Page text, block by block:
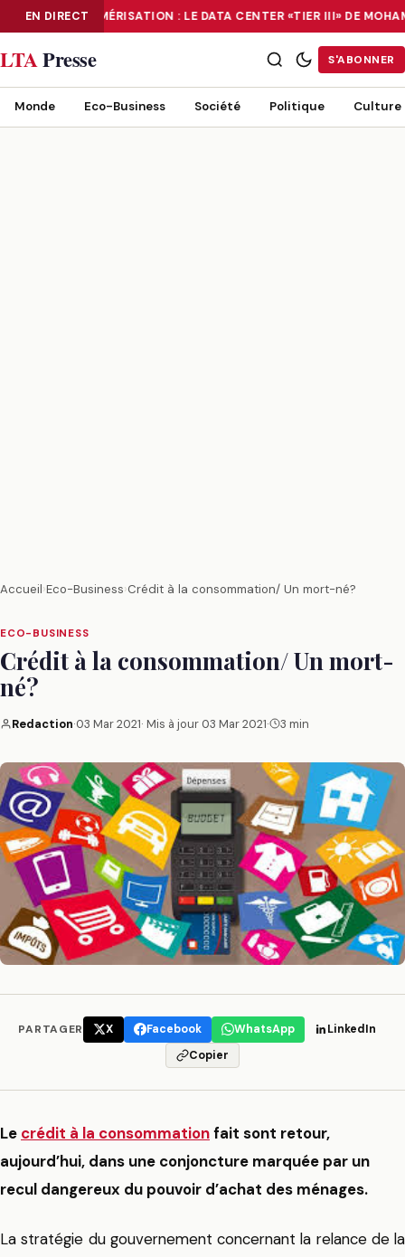
EN DIRECTNUMÉRISATION : LE DATA CENTER «TIER III» DE
NUMÉRISATION : LE DATA CENTER «TIER III» DE MOHAMMADIA, UN
LTAPresse S'ABONNER
Monde Eco-Business Société Politique Culture
Accueil›Eco-Business›Crédit à la consommation/ Un mort-né?
ECO-BUSINESS
Crédit à la consommation/ Un mort-
né?
Redaction·03 Mar 2021· Mis à jour 03 Mar 2021· 3 min
PARTAGER X Facebook WhatsApp
LinkedIn
Copier
Le crédit à la consommationfait sont retour,
aujourd’hui, dans une conjoncture marquée par un
recul dangereux du pouvoir d’achat des ménages.
La stratégie du gouvernement concernant la relance de la